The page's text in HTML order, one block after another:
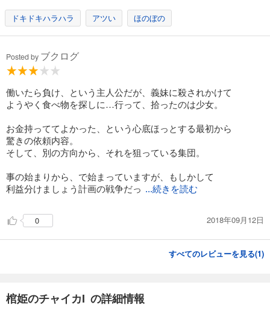
ドキドキハラハラ アツい ほのぼの
Posted by ブクログ
働いたら負け、という主人公だが、義妹に殺されかけて
ようやく食べ物を探しに…行って、拾ったのは少女。
お金持っててよかった、という心底ほっとする最初から
驚きの依頼内容。
そして、別の方向から、それを狙っている集団。
事の始まりから、で始まっていますが、もしかして
利益分けましょう計画の戦争だっ ...続きを読む
0 2018年09月12日
すべてのレビューを見る(1)
棺姫のチャイカI の詳細情報